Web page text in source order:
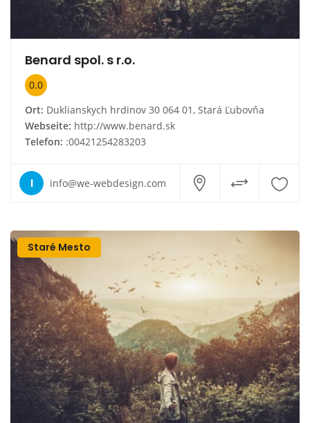
Benard spol. s r.o.
0.0
Ort: Duklianskych hrdinov 30 064 01, Stará Ľubovňa
Webseite: http://www.benard.sk
Telefon: :00421254283203
I info@we-webdesign.com
Staré Mesto